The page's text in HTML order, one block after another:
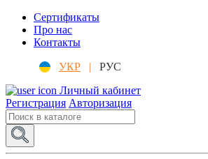
Сертификаты
Про нас
Контакты
УКР |
РУС
Личный кабинет
Регистрация Авторизация